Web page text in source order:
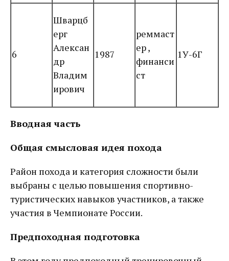
6
Шварцб
ерг
Алексан
др
Владим
ирович
1987
реммаст
ер ,
финанси
ст
1У-6Г
Вводная часть
Общая смысловая идея похода
Район похода и категория сложности были
выбраны с целью повышения спортивно-
туристических навыков участников, а также
участия в Чемпионате России.
Предпоходная подготовка